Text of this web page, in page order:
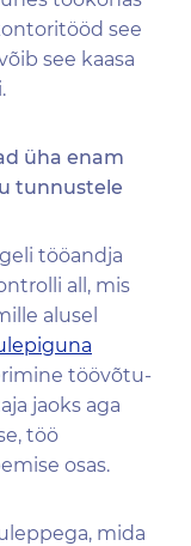
see
see kaasa
üha enam
tunnustele
tööandja
all, mis
alusel
töövõtu-
jaoks aga
töö
osas.
mida